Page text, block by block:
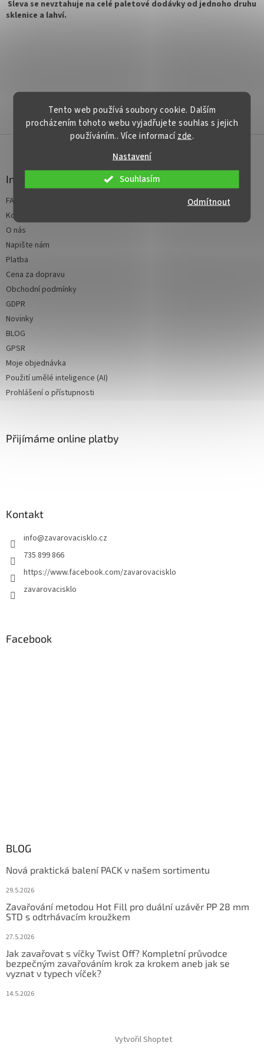
Tento web používá soubory cookie. Dalším
procházením tohoto webu vyjadřujete souhlas s jejich
používáním.. Více informacízde.
Nastavení
Odmítnout
Souhlasím
Sleva se nevztahuje na celé paletové dodávky od jednoho druhu
sklenice a lahví.
PŘEDCHOZÍ ČLÁNEK DALŠÍ ČLÁNEK
Informace pro vás
FAQ - časté dotazy
Kontakt
O nás
Napište nám
Platba
Cena za dopravu
Obchodní podmínky
GDPR
Novinky
BLOG
GPSR
Moje objednávka
Použití umělé inteligence (AI)
Prohlášení o přístupnosti
Přijímáme online platby
Kontakt
info@zavarovacisklo.cz
735 899 866
https://www.facebook.com/zavarovacisklo
zavarovacisklo
Facebook
BLOG
Nová praktická balení PACK v našem sortimentu
29.5.2026
Zavařování metodou Hot Fill pro duální uzávěr PP 28 mm
STD s odtrhávacím kroužkem
27.5.2026
Jak zavařovat s víčky Twist Off? Kompletní průvodce
bezpečným zavařováním krok za krokem aneb jak se
vyznat v typech víček?
14.5.2026
Vytvořil Shoptet